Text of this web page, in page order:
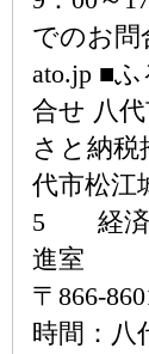
でのお問
ato.jp ■
合せ 八
さと納
代市松江
5 経済
進室
〒866-
時間：八